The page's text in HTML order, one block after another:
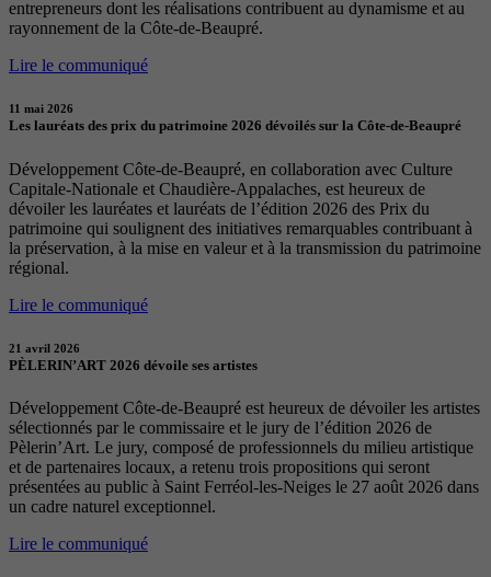
entrepreneurs dont les réalisations contribuent au dynamisme et au
rayonnement de la Côte-de-Beaupré.
Lire le communiqué
11 mai 2026
Les lauréats des prix du patrimoine 2026 dévoilés sur la Côte-de-Beaupré
Développement Côte-de-Beaupré, en collaboration avec Culture
Capitale-Nationale et Chaudière-Appalaches, est heureux de
dévoiler les lauréates et lauréats de l’édition 2026 des Prix du
patrimoine qui soulignent des initiatives remarquables contribuant à
la préservation, à la mise en valeur et à la transmission du patrimoine
régional.
Lire le communiqué
21 avril 2026
PÈLERIN’ART 2026 dévoile ses artistes
Développement Côte-de-Beaupré est heureux de dévoiler les artistes
sélectionnés par le commissaire et le jury de l’édition 2026 de
Pèlerin’Art. Le jury, composé de professionnels du milieu artistique
et de partenaires locaux, a retenu trois propositions qui seront
présentées au public à Saint Ferréol-les-Neiges le 27 août 2026 dans
un cadre naturel exceptionnel.
Lire le communiqué